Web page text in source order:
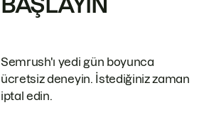
Semrush'ı yedi gün boyunca
ücretsiz deneyin. İstediğiniz zaman
iptal edin.